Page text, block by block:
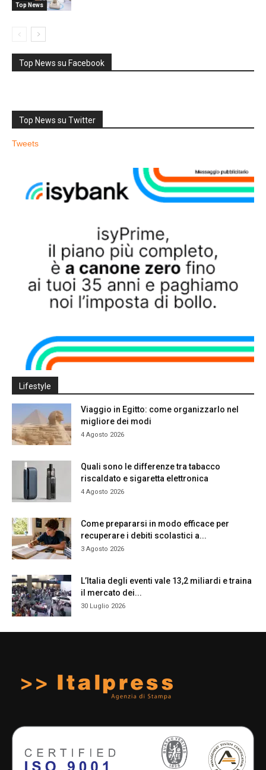
Top News
Top News su Facebook
Top News su Twitter
Tweets
Lifestyle
Viaggio in Egitto: come organizzarlo nel
migliore dei modi
4 Agosto 2026
Quali sono le differenze tra tabacco
riscaldato e sigaretta elettronica
4 Agosto 2026
Come prepararsi in modo efficace per
recuperare i debiti scolastici a...
3 Agosto 2026
L’Italia degli eventi vale 13,2 miliardi e traina
il mercato dei...
30 Luglio 2026